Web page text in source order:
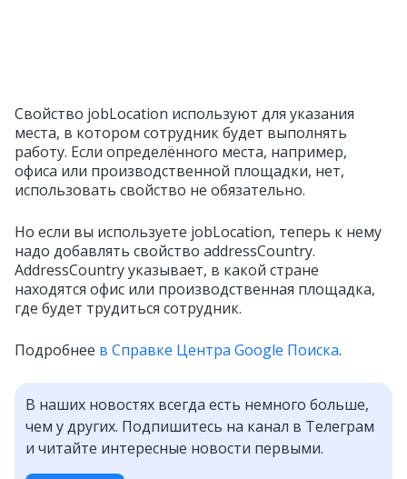
Свойство jobLocation используют для указания
места, в котором сотрудник будет выполнять
работу. Если определённого места, например,
офиса или производственной площадки, нет,
использовать свойство не обязательно.
Но если вы используете jobLocation, теперь к нему
надо добавлять свойство addressCountry.
AddressCountry указывает, в какой стране
находятся офис или производственная площадка,
где будет трудиться сотрудник.
Подробнее в Справке Центра Google Поиска.
В наших новостях всегда есть немного больше,
чем у других. Подпишитесь на канал в Телеграм
и читайте интересные новости первыми.